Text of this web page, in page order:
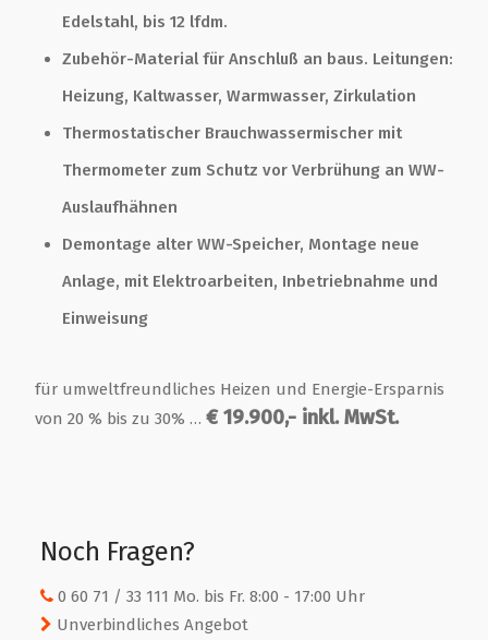
Edelstahl, bis 12 lfdm.
Zubehör-Material für Anschluß an baus. Leitungen:
Heizung, Kaltwasser, Warmwasser, Zirkulation
Thermostatischer Brauchwassermischer mit
Thermometer zum Schutz vor Verbrühung an WW-
Auslaufhähnen
Demontage alter WW-Speicher, Montage neue
Anlage, mit Elektroarbeiten, Inbetriebnahme und
Einweisung
für umweltfreundliches Heizen und Energie-Ersparnis
von 20 % bis zu 30% … € 19.900,- inkl. MwSt.
Noch Fragen?
0 60 71 / 33 111 Mo. bis Fr. 8:00 - 17:00 Uhr
Unverbindliches Angebot